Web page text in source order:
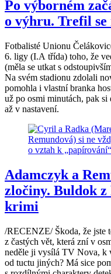
Po výborném
o výhru. Trefil se
Fotbalisté Unionu
6. ligy (I.A třída) toho, že
(měla se utkat s
Na svém stadionu zdolali
pomohla i vlastní branka
už po osmi minutách, pak si
až v nastavení.
Adamczyk a
zločiny. Buldok
krimi
/RECENZE/ Škoda, že jste
z častých vět, která zní v
neděle ji vysílá TV Nova, k
od tuctu jiných? Má sice